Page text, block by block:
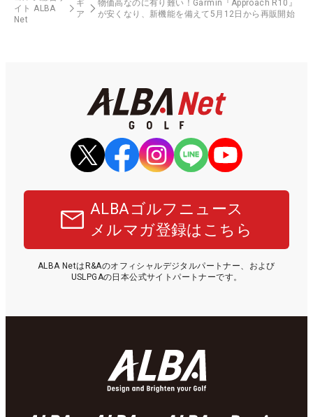
イト ALBA
Net
ギ
ア
物価高なのに有り難い！Garmin『Approach R10』
が安くなり、新機能を備えて5月12日から再販開始
ALBAゴルフニュース
メルマガ登録はこちら
ALBA NetはR&Aのオフィシャルデジタルパートナー、および
USLPGAの日本公式サイトパートナーです。